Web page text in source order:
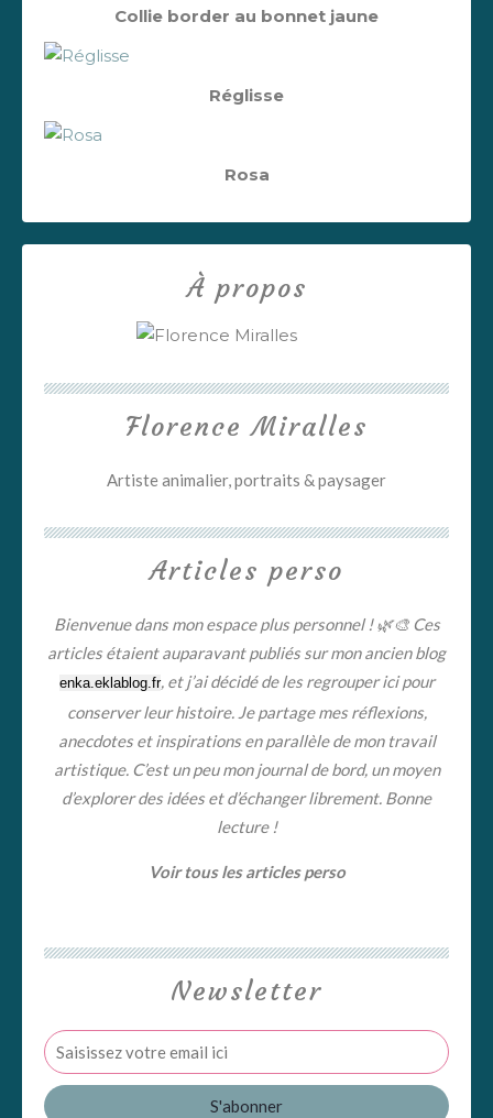
Collie border au bonnet jaune
Réglisse
Rosa
Newsletter
Florence Miralles
Artiste animalier, portraits & paysager
À propos
Articles perso
Bienvenue dans mon espace plus personnel ! 🌿🎨 Ces
articles étaient auparavant publiés sur mon ancien blog
enka.eklablog.fr, et j’ai décidé de les regrouper ici pour
conserver leur histoire. Je partage mes réflexions,
anecdotes et inspirations en parallèle de mon travail
artistique. C’est un peu mon journal de bord, un moyen
d’explorer des idées et d’échanger librement. Bonne
lecture !
Voir tous les articles perso